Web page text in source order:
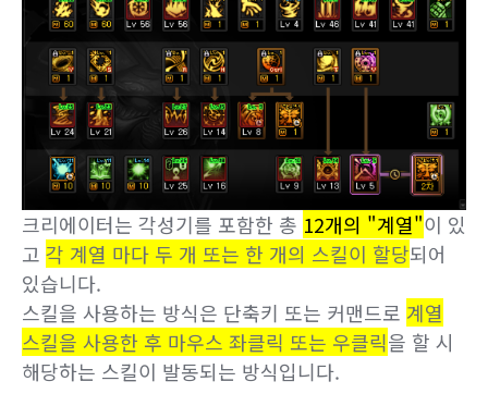
크리에이터는 각성기를 포함한 총 12개의 "계열"이 있
고 각 계열 마다 두 개 또는 한 개의 스킬이 할당되어
있습니다.
스킬을 사용하는 방식은 단축키 또는 커맨드로 계열
스킬을 사용한 후 마우스 좌클릭 또는 우클릭을 할 시
해당하는 스킬이 발동되는 방식입니다.